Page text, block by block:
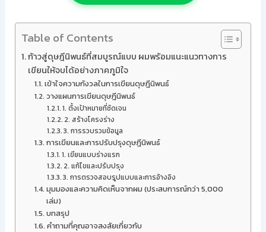
Table of Contents
ก้าวสู่ดุษฎีนิพนธ์ที่สมบูรณ์แบบ ผมพร้อมแนะแนวทางการ
เขียนให้จบได้อย่างภาคภูมิใจ
เข้าใจความกังวลในการเขียนดุษฎีนิพนธ์
วางแผนการเขียนดุษฎีนิพนธ์
1. ตั้งเป้าหมายที่ชัดเจน
2. สร้างโครงร่าง
3. การรวบรวมข้อมูล
การเขียนและการปรับปรุงดุษฎีนิพนธ์
1. เขียนแบบร่างแรก
2. แก้ไขและปรับปรุง
3. การตรวจสอบรูปแบบและการอ้างอิง
มุมมองและความคิดเห็นจากผม (ประสบการณ์กว่า 5,000
เล่ม)
บทสรุป
คำถามที่คุณอาจสงสัยเกี่ยวกับ